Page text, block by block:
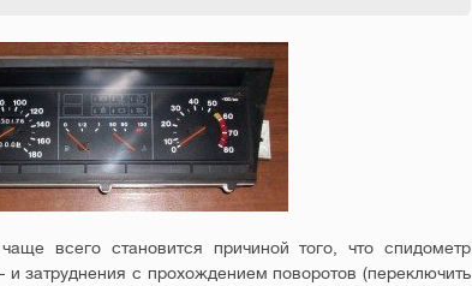
всего становится причиной того, что спидометр
и затруднения с прохождением поворотов (переключить